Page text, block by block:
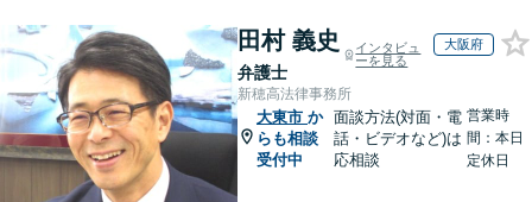
田村 義史
弁護士
インタビュ
ーを見る
大阪府
新穂高法律事務所
大東市 か
らも相談
受付中
面談方法(対面・電
話・ビデオなど)は
応相談
営業時
間：本日
定休日